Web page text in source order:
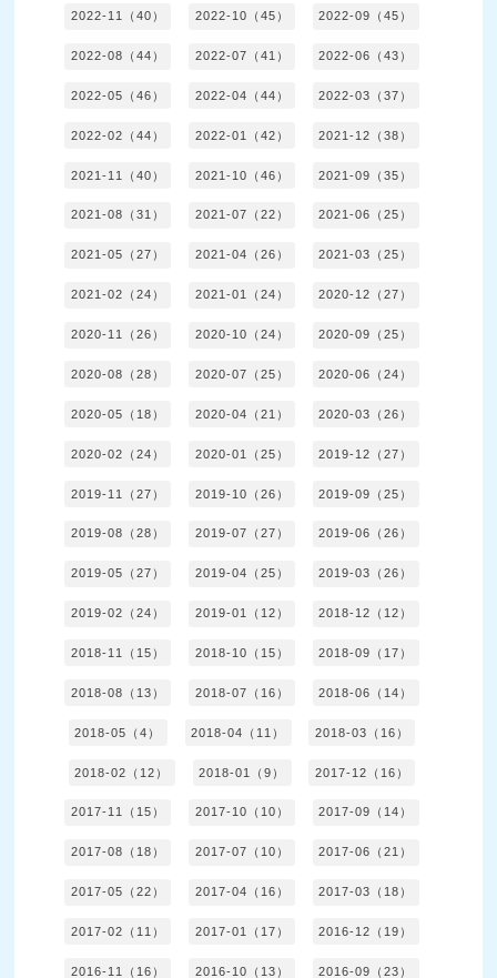
2022-11（40） 2022-10（45） 2022-09（45）
2022-08（44） 2022-07（41） 2022-06（43）
2022-05（46） 2022-04（44） 2022-03（37）
2022-02（44） 2022-01（42） 2021-12（38）
2021-11（40） 2021-10（46） 2021-09（35）
2021-08（31） 2021-07（22） 2021-06（25）
2021-05（27） 2021-04（26） 2021-03（25）
2021-02（24） 2021-01（24） 2020-12（27）
2020-11（26） 2020-10（24） 2020-09（25）
2020-08（28） 2020-07（25） 2020-06（24）
2020-05（18） 2020-04（21） 2020-03（26）
2020-02（24） 2020-01（25） 2019-12（27）
2019-11（27） 2019-10（26） 2019-09（25）
2019-08（28） 2019-07（27） 2019-06（26）
2019-05（27） 2019-04（25） 2019-03（26）
2019-02（24） 2019-01（12） 2018-12（12）
2018-11（15） 2018-10（15） 2018-09（17）
2018-08（13） 2018-07（16） 2018-06（14）
2018-05（4） 2018-04（11） 2018-03（16）
2018-02（12） 2018-01（9） 2017-12（16）
2017-11（15） 2017-10（10） 2017-09（14）
2017-08（18） 2017-07（10） 2017-06（21）
2017-05（22） 2017-04（16） 2017-03（18）
2017-02（11） 2017-01（17） 2016-12（19）
2016-11（16） 2016-10（13） 2016-09（23）